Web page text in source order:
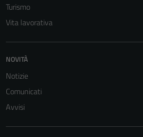
Turismo
Vita lavorativa
NOVITÀ
Notizie
Comunicati
Avvisi